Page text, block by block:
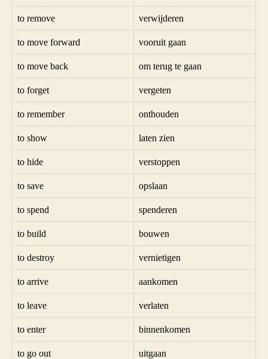
to remove verwijderen
to move forward vooruit gaan
to move back om terug te gaan
to forget vergeten
to remember onthouden
to show laten zien
to hide verstoppen
to save opslaan
to spend spenderen
to build bouwen
to destroy vernietigen
to arrive aankomen
to leave verlaten
to enter binnenkomen
to go out uitgaan